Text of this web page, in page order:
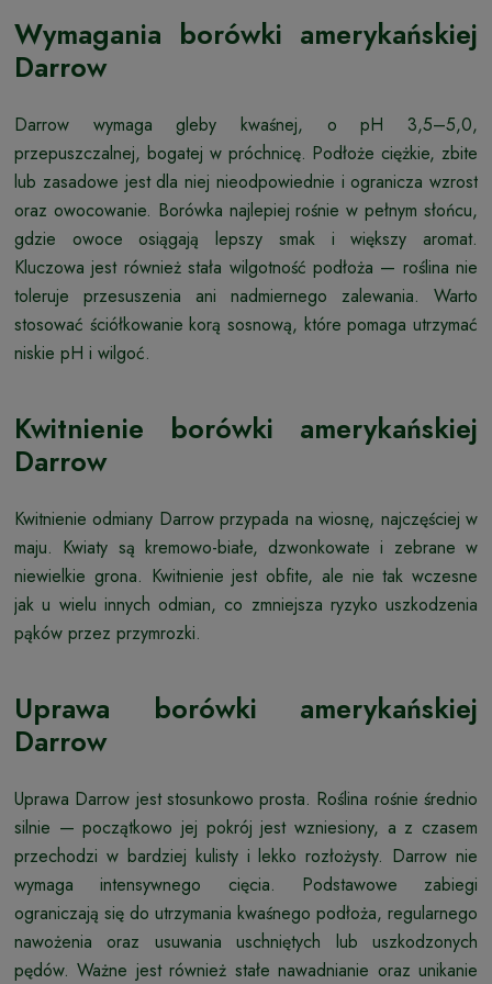
Wymagania borówki amerykańskiej
Darrow
Darrow wymaga gleby kwaśnej, o pH 3,5–5,0,
przepuszczalnej, bogatej w próchnicę. Podłoże ciężkie, zbite
lub zasadowe jest dla niej nieodpowiednie i ogranicza wzrost
oraz owocowanie. Borówka najlepiej rośnie w pełnym słońcu,
gdzie owoce osiągają lepszy smak i większy aromat.
Kluczowa jest również stała wilgotność podłoża — roślina nie
toleruje przesuszenia ani nadmiernego zalewania. Warto
stosować ściółkowanie korą sosnową, które pomaga utrzymać
niskie pH i wilgoć.
Kwitnienie borówki amerykańskiej
Darrow
Kwitnienie odmiany Darrow przypada na wiosnę, najczęściej w
maju. Kwiaty są kremowo-białe, dzwonkowate i zebrane w
niewielkie grona. Kwitnienie jest obfite, ale nie tak wczesne
jak u wielu innych odmian, co zmniejsza ryzyko uszkodzenia
pąków przez przymrozki.
Uprawa borówki amerykańskiej
Darrow
Uprawa Darrow jest stosunkowo prosta. Roślina rośnie średnio
silnie — początkowo jej pokrój jest wzniesiony, a z czasem
przechodzi w bardziej kulisty i lekko rozłożysty. Darrow nie
wymaga intensywnego cięcia. Podstawowe zabiegi
ograniczają się do utrzymania kwaśnego podłoża, regularnego
nawożenia oraz usuwania uschniętych lub uszkodzonych
pędów. Ważne jest również stałe nawadnianie oraz unikanie